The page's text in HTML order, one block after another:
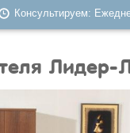
Консультируем:
Лидер-